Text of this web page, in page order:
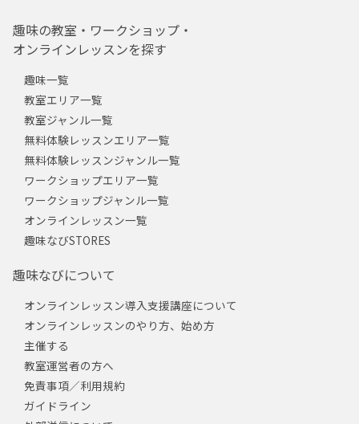
趣味の教室・ワークショップ・
オンラインレッスンを探す
趣味一覧
教室エリア一覧
教室ジャンル一覧
無料体験レッスンエリア一覧
無料体験レッスンジャンル一覧
ワークショップエリア一覧
ワークショップジャンル一覧
オンラインレッスン一覧
趣味なびSTORES
趣味なびについて
オンラインレッスン導入支援講座について
オンラインレッスンのやり方、始め方
主催する
教室運営者の方へ
免責事項／利用規約
ガイドライン